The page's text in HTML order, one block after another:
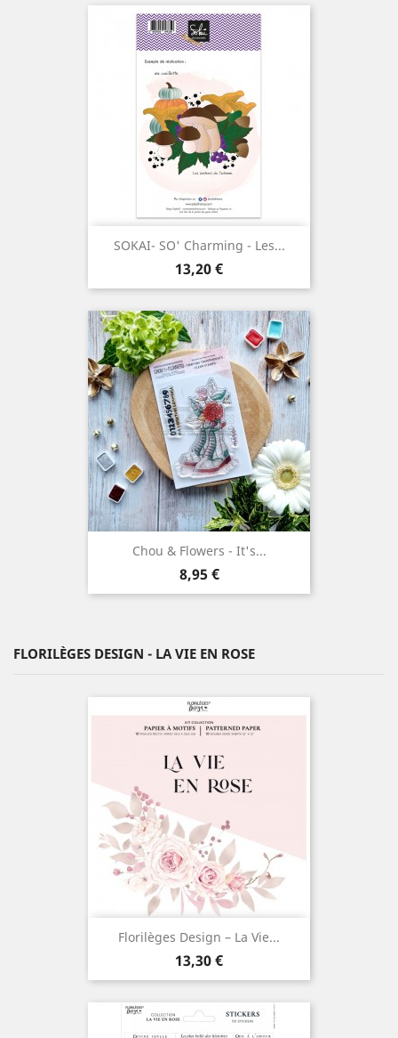
SOKAI- SO' Charming - Les...
Prix
13,20 €
Chou & Flowers - It's...
Prix
8,95 €
FLORILÈGES DESIGN - LA VIE EN ROSE
Florilèges Design – La Vie...
Prix
13,30 €